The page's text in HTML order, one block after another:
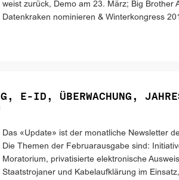
weist zurück, Demo am 23. März; Big Brother
Datenkraken nominieren & Winterkongress
E-ID, ÜBERWACHUNG,
Das «Update» ist der monatliche Newsletter
Die Themen der Februarausgabe sind:
Moratorium, privatisierte elektronische
Staatstrojaner und Kabelaufklärung im